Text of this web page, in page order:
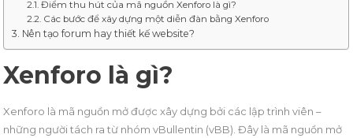
Điểm thu hút của mã nguồn Xenforo là gì?
Các bước để xây dựng một diễn đàn bằng Xenforo
Nên tạo forum hay thiết kế website?
Xenforo là gì?
Xenforo là mã nguồn mở được xây dựng bởi các lập trình viên –
những người tách ra từ nhóm vBullentin (vBB). Đây là mã nguồn mở